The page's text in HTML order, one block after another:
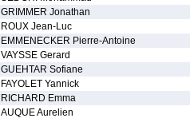
GRIMMER Jonathan
ROUX Jean-Luc
EMMENECKER Pierre-Antoine
VAYSSE Gerard
GUEHTAR Sofiane
FAYOLET Yannick
RICHARD Emma
AUQUE Aurelien